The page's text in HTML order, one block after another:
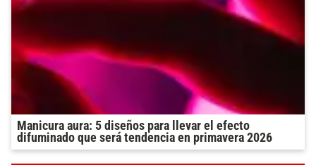
Manicura aura: 5 diseños para llevar el efecto
difuminado que será tendencia en primavera 2026